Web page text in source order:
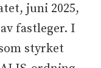
juni 2025,
fastleger. I
styrket